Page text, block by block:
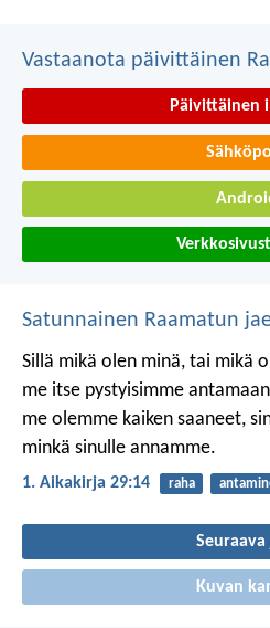
Vastaanota päivittäinen
Päivittäinen
Satunnainen Raamatun
Sillä mikä olen minä, tai mikä
me itse pystyisimme
me olemme kaiken saaneet,
minkä sinulle annamme.
1. Aikakirja 29:14 raha
Seuraava
Kuvan